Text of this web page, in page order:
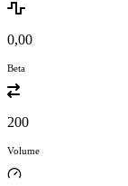
0,00
Beta
200
Volume